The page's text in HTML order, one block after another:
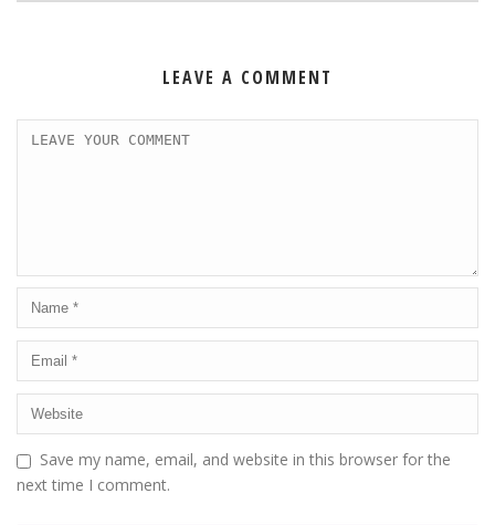
LEAVE A COMMENT
Save my name, email, and website in this browser for the
next time I comment.